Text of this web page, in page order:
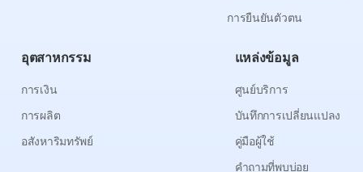
การยืนยันตัวตน
อุตสาหกรรม
การเงิน
การผลิต
อสังหาริมทรัพย์
แหล่งข้อมูล
ศูนย์บริการ
บันทึกการเปลี่ยนแปลง
คู่มือผู้ใช้
คำถามที่พบบ่อย